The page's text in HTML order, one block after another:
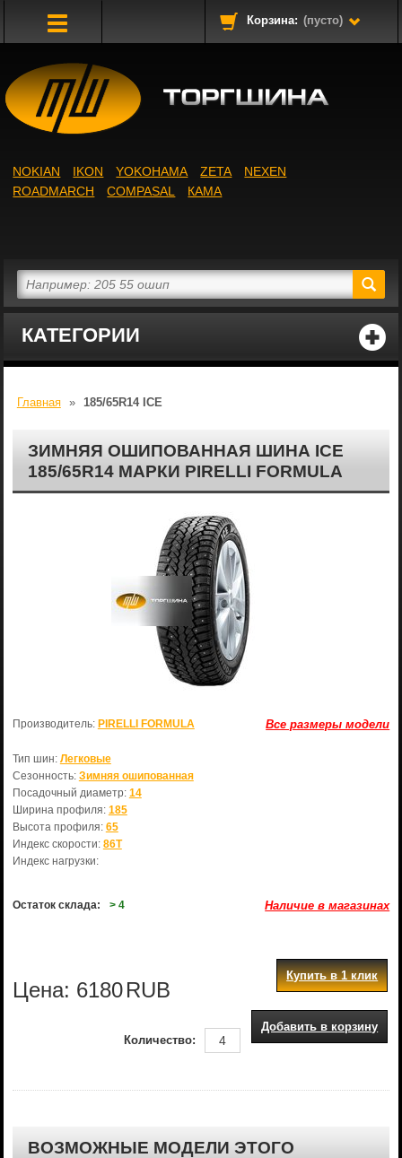
Корзина: (пусто)
КАТЕГОРИИ
NOKIAN IKON YOKOHAMA ZETA
NEXEN
ROADMARCH
COMPASAL КАМА
Главная » 185/65R14 ICE
ЗИМНЯЯ ОШИПОВАННАЯ ШИНА ICE
185/65R14 МАРКИ PIRELLI FORMULA
Все размеры модели
Производитель: PIRELLI FORMULA
Тип шин: Легковые
Сезонность: Зимняя ошипованная
Посадочный диаметр: 14
Ширина профиля: 185
Высота профиля: 65
Индекс скорости: 86T
Индекс нагрузки:
Остаток склада: > 4 Наличие в магазинах
Цена: 6180RUB
Купить в 1 клик
Добавить в корзину
Количество:
ВОЗМОЖНЫЕ МОДЕЛИ ЭТОГО